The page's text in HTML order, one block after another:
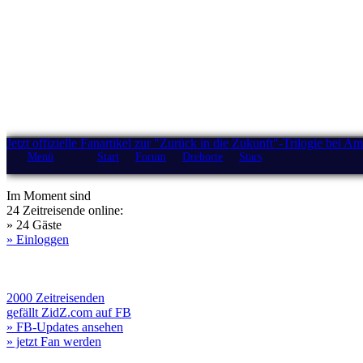
Jetzt offizielle Fanartikel zur "Zurück in die Zukunft"-Trilogie bei
Menü Start Forum Drehorte Stars
Im Moment sind
24 Zeitreisende online:
» 24 Gäste
» Einloggen
2000 Zeitreisenden
gefällt ZidZ.com auf FB
» FB-Updates ansehen
» jetzt Fan werden